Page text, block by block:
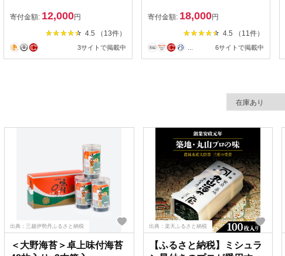
寄付金額: 12,000円
4.5 （13件）
3サイトで掲載中
寄付金額: 18,000円
4.5 （11件）
6サイトで掲載中
出典：三越伊勢丹ふるさと納税
＜大野海苔＞卓上味付海苔
出典：楽天ふるさと納税
【ふるさと納税】ミシュラ